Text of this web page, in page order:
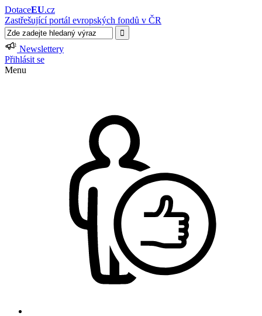
DotaceEU.cz
Zastřešující portál evropských fondů v ČR
Newslettery
Přihlásit se
Menu